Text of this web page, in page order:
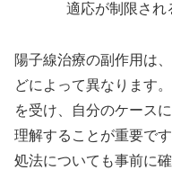
適応が制限され
陽子線治療の副作用は
どによって異なります
を受け、自分のケース
理解することが重要で
処法についても事前に